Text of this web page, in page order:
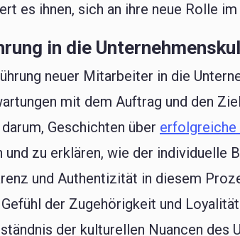
es ihnen, sich an ihre neue Rolle
in die
neuer Mitarbeiter in die
mit dem Auftrag und den
Geschichten über erfolgreiche
und zu erklären, wie der individuelle
und Authentizität in diesem
der Zugehörigkeit und
der kulturellen Nuancen